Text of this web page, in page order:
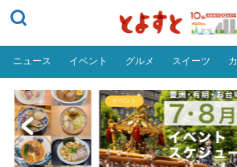
ニュース イベント グルメ スイーツ
イベント